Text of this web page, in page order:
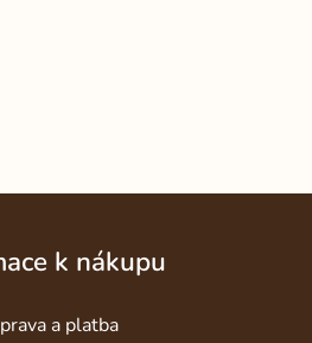
k nákupu
a platba